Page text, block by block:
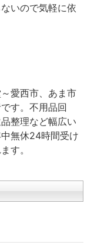
いので気軽に依
愛西市、あま市
す。不用品回
整理など幅広い
無休24時間受け
す。